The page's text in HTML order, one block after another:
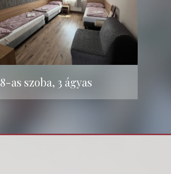
8-as szoba, 3 ágyas